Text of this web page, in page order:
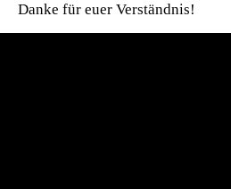
Danke für euer Verständnis!